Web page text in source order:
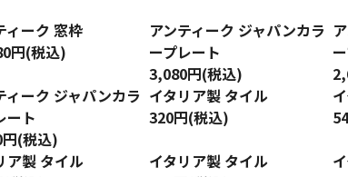
ィーク 窓枠
円(税込)
アンティーク ジャパンカラ
ープレート
3,080円(税込)
ィーク ジャパンカラ
ート
(税込)
イタリア製 タイル
320円(税込)
ア製 タイル
イタリア製 タイル